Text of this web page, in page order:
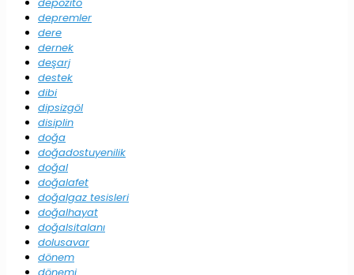
depremler
dere
dernek
deşarj
destek
dibi
dipsizgöl
disiplin
doğa
doğadostuyenilik
doğal
doğalafet
doğalgaz tesisleri
doğalhayat
doğalsitalanı
dolusavar
dönem